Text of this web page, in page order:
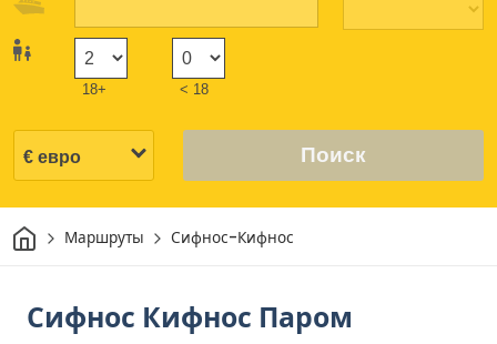
18+ < 18
Поиск
ДомМаршруты Сифнос-Кифнос
Сифнос Кифнос Паром